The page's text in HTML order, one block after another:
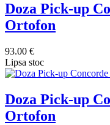
Doza Pick-up
Ortofon
93.00 €
Lipsa stoc
Doza Pick-up
Ortofon